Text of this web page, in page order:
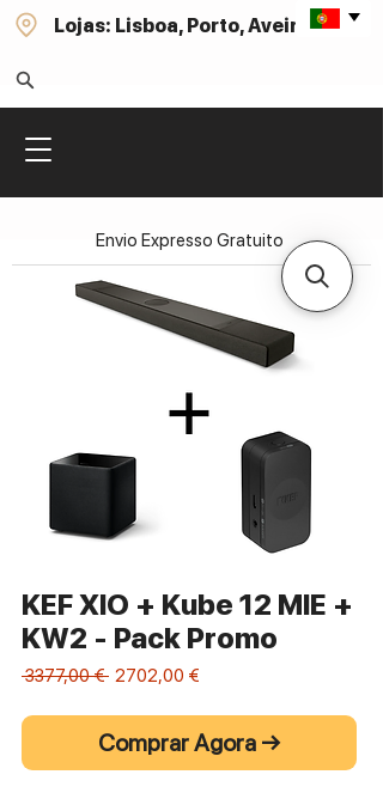
Lojas: Lisboa, Porto, Aveiro
KEF XIO + Kube 12 MIE +
KW2 - Pack Promo
3377,00 € Preço
2702,00 €
Comprar Agora →
Envio Expresso Gratuito